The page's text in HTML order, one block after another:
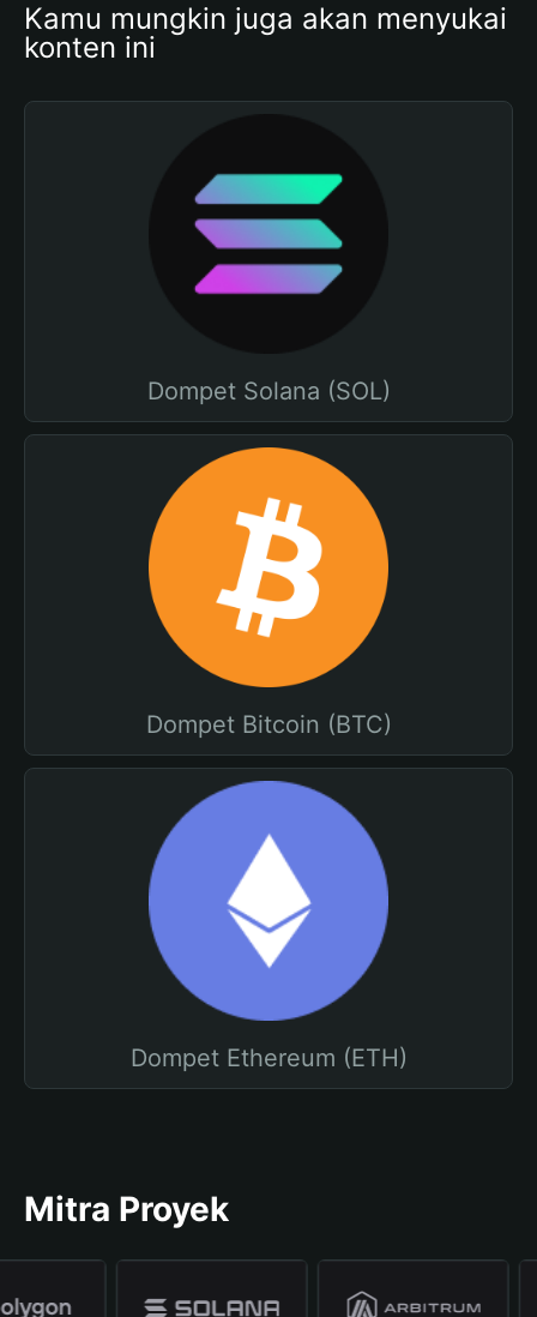
Kamu mungkin juga akan menyukai
konten ini
Dompet Solana (SOL)
Dompet Bitcoin (BTC)
Dompet Ethereum (ETH)
Mitra Proyek